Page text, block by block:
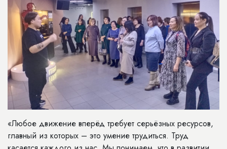
«Любое движение вперёд требует серьёзных ресурсов,
главный из которых – это умение трудиться. Труд